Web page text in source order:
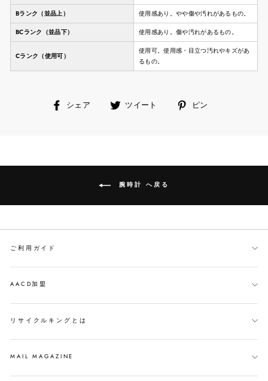
Bランク（並品上） 使用感あり。やや傷や汚れがあるもの。
BCランク（並品下） 使用感あり。傷や汚れがあるもの。
Cランク（使用可）
使用可。使用感・目立つ汚れやキズがあ
るもの。
シェア
facebook
る
ツイート ピン
腕時計 へ戻る
ご利用ガイド
AACD加盟
リサイクルキングとは
MAIL MAGAZINE